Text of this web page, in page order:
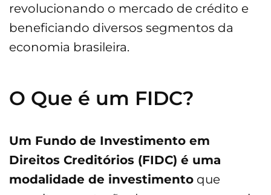
revolucionando o mercado de crédito e
beneficiando diversos segmentos da
economia brasileira.
O Que é um FIDC?
Um Fundo de Investimento em
Direitos Creditórios (FIDC) é uma
modalidade de investimento que